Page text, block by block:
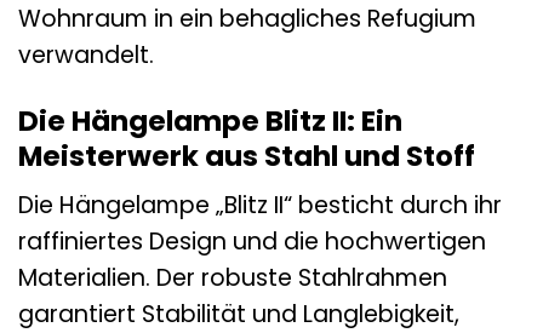
Wohnraum in ein behagliches Refugium
verwandelt.
Die Hängelampe Blitz II: Ein
Meisterwerk aus Stahl und Stoff
Die Hängelampe „Blitz II“ besticht durch ihr
raffiniertes Design und die hochwertigen
Materialien. Der robuste Stahlrahmen
garantiert Stabilität und Langlebigkeit,